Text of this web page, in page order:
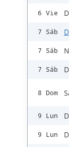
6 Vie
7 Sáb
7 Sáb
7 Sáb
8 Dom
9 Lun
9 Lun